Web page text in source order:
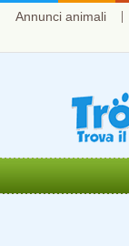
Annunci animali